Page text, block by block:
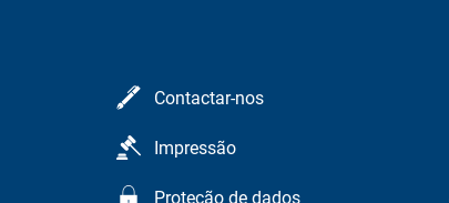
Contactar-nos
Impressão
Proteção de dados